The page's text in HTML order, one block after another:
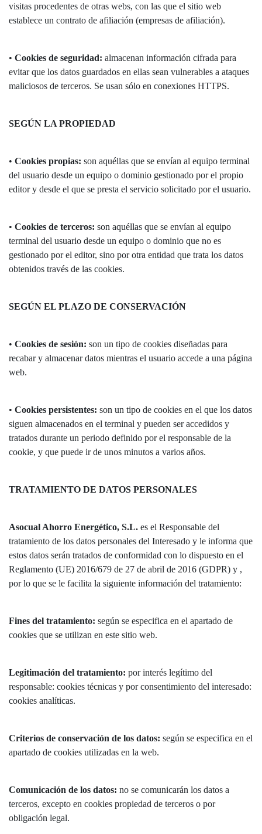
visitas procedentes de otras webs, con las que el sitio web
establece un contrato de afiliación (empresas de afiliación).
• Cookies de seguridad: almacenan información cifrada para
evitar que los datos guardados en ellas sean vulnerables a ataques
maliciosos de terceros. Se usan sólo en conexiones HTTPS.
SEGÚN LA PROPIEDAD
• Cookies propias: son aquéllas que se envían al equipo terminal
del usuario desde un equipo o dominio gestionado por el propio
editor y desde el que se presta el servicio solicitado por el usuario.
• Cookies de terceros: son aquéllas que se envían al equipo
terminal del usuario desde un equipo o dominio que no es
gestionado por el editor, sino por otra entidad que trata los datos
obtenidos través de las cookies.
SEGÚN EL PLAZO DE CONSERVACIÓN
• Cookies de sesión: son un tipo de cookies diseñadas para
recabar y almacenar datos mientras el usuario accede a una página
web.
• Cookies persistentes: son un tipo de cookies en el que los datos
siguen almacenados en el terminal y pueden ser accedidos y
tratados durante un periodo definido por el responsable de la
cookie, y que puede ir de unos minutos a varios años.
TRATAMIENTO DE DATOS PERSONALES
Asocual Ahorro Energético, S.L. es el Responsable del
tratamiento de los datos personales del Interesado y le informa que
estos datos serán tratados de conformidad con lo dispuesto en el
Reglamento (UE) 2016/679 de 27 de abril de 2016 (GDPR) y ,
por lo que se le facilita la siguiente información del tratamiento:
Fines del tratamiento: según se especifica en el apartado de
cookies que se utilizan en este sitio web.
Legitimación del tratamiento: por interés legítimo del
responsable: cookies técnicas y por consentimiento del interesado:
cookies analíticas.
Criterios de conservación de los datos: según se especifica en el
apartado de cookies utilizadas en la web.
Comunicación de los datos: no se comunicarán los datos a
terceros, excepto en cookies propiedad de terceros o por
obligación legal.